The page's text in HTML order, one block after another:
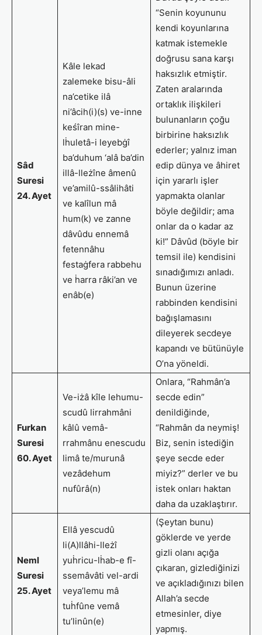
Sâd
Suresi
24. Ayet
Kâle lekad
zalemeke bisu-âli
na’cetike ilâ
ni’âcih(i)(s) ve-inne
keśîran mine-
lḣuletâ-i leyebġî
ba’duhum ‘alâ ba’din
illâ-lleżîne âmenû
ve’amilû-ssâlihâti
ve kalîlun mâ
hum(k) ve zanne
dâvûdu ennemâ
fetennâhu
festaġfera rabbehu
ve ḣarra râki’an ve
enâb(e)
“Senin koyununu
kendi koyunlarına
katmak istemekle
doğrusu sana karşı
haksızlık etmiştir.
Zaten aralarında
ortaklık ilişkileri
bulunanların çoğu
birbirine haksızlık
ederler; yalnız iman
edip dünya ve âhiret
için yararlı işler
yapmakta olanlar
böyle değildir; ama
onlar da o kadar az
ki!” Dâvûd (böyle bir
temsil ile) kendisini
sınadığımızı anladı.
Bunun üzerine
rabbinden kendisini
bağışlamasını
dileyerek secdeye
kapandı ve bütünüyle
O’na yöneldi.
Furkan
Suresi
60. Ayet
Ve-iżâ kîle lehumu-
scudû lirrahmâni
kâlû vemâ-
rrahmânu enescudu
limâ te/murunâ
vezâdehum
nufûrâ(n)
Onlara, “Rahmân’a
secde edin”
denildiğinde,
“Rahmân da neymiş!
Biz, senin istediğin
şeye secde eder
miyiz?” derler ve bu
istek onları haktan
daha da uzaklaştırır.
Neml
Suresi
25. Ayet
Ellâ yescudû
li(A)llâhi-lleżî
yuḣricu-lḣab-e fî-
ssemâvâti vel-ardi
veya’lemu mâ
tuḣfûne vemâ
tu’linûn(e)
(Şeytan bunu)
göklerde ve yerde
gizli olanı açığa
çıkaran, gizlediğinizi
ve açıkladığınızı bilen
Allah’a secde
etmesinler, diye
yapmış.